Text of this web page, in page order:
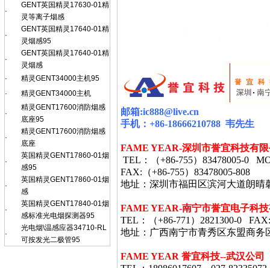
·
GENT英国精灵17630-01精
灵等离子烟感
·
GENT英国精灵17640-01精
灵烟感95
·
GENT英国精灵17640-01精
灵烟感
·
精灵GENT34000主机95
·
精灵GENT34000主机
·
精灵GENT17600消防烟感
底座95
·
精灵GENT17600消防烟感
底座
·
英国精灵GENT17860-01烟
感95
·
英国精灵GENT17860-01烟
感
·
英国精灵GENT17840-01烟
感标准光电烟探测器95
·
光电烟\温感应器34710-RL
可按发光二极管95
邮箱:ic888@live.cn
手机： +86-18666210788 韦先生
FAME YEAR-深圳市誉宜科技有
TEL ：（+86-755） 83478005-0
FAX: （+86-755） 83478005-808
地址：深圳市福田区滨河大道朗晴
FAME YEAR-南宁市誉宜电子科
TEL ：（+86-771 ） 2821300-0 FAX:
地址：广西南宁市青秀区东盟商务
FAME YEAR 誉宜科技--武汉公司